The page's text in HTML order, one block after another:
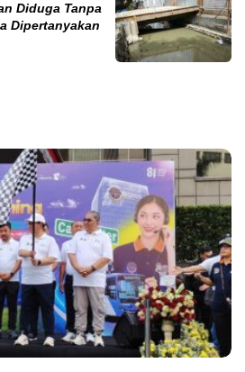
Diduga Tanpa
Dipertanyakan